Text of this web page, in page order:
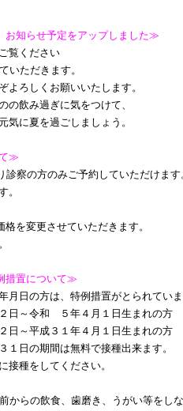
知らせ予定をアップしました≫
覧ください
いただきます。
よろしくお願いいたします。
の飲み過ぎに気をつけて、
気に夏を過ごしましょう。
≫
察の方のみご予約していただけます
。
を変更させていただきます。
措置について≫
月日の方は、特例措置がとられてい
日～令和 ５年４月１日生まれの方
日～平成３１年４月１日生まれの方
１日の期間は無料で接種出来ます。
接種をしてください。
からの飲食、歯磨き、うがい等をし